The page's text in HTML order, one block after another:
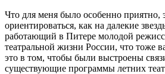
Что для меня было особенно
ориентироваться, как на далекие
работающий в Питере молодой
театральной жизни России, что тоже
это в том, чтобы были выстроены
существующие программы летних